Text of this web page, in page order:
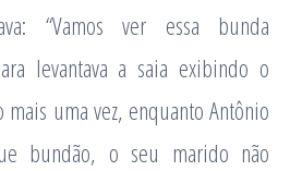
“Vamos ver essa bunda
levantava a saia exibindo o
uma vez, enquanto Antônio
bundão, o seu marido não